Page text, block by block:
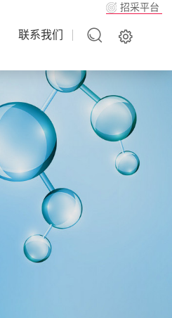
招采平台
联系我们